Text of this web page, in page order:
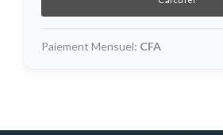
Paiement Mensuel: CFA